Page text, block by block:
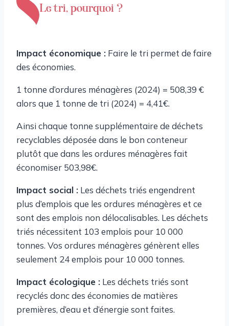
Le tri, pourquoi ?
Impact économique : Faire le tri permet de faire
des économies.
1 tonne d’ordures ménagères (2024) = 508,39 €
alors que 1 tonne de tri (2024) = 4,41€.
Ainsi chaque tonne supplémentaire de déchets
recyclables déposée dans le bon conteneur
plutôt que dans les ordures ménagères fait
économiser 503,98€.
Impact social : Les déchets triés engendrent
plus d’emplois que les ordures ménagères et ce
sont des emplois non délocalisables. Les déchets
triés nécessitent 103 emplois pour 10 000
tonnes. Vos ordures ménagères génèrent elles
seulement 24 emplois pour 10 000 tonnes.
Impact écologique : Les déchets triés sont
recyclés donc des économies de matières
premières, d’eau et d’énergie sont faites.